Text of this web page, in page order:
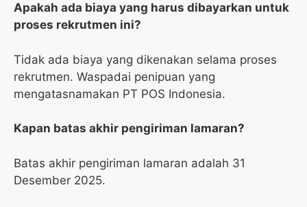
Apakah ada biaya yang harus dibayarkan untuk
proses rekrutmen ini?
Tidak ada biaya yang dikenakan selama proses
rekrutmen. Waspadai penipuan yang
mengatasnamakan PT POS Indonesia.
Kapan batas akhir pengiriman lamaran?
Batas akhir pengiriman lamaran adalah 31
Desember 2025.